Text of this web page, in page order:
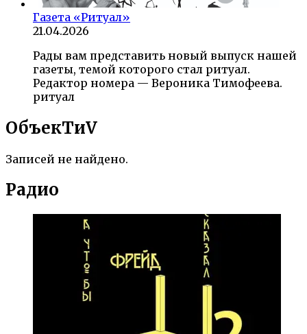
Газета «Ритуал»
21.04.2026
Рады вам представить новый выпуск нашей
газеты, темой которого стал ритуал.
Редактор номера — Вероника Тимофеева.
ритуал
ОбъекTиV
Записей не найдено.
Радио